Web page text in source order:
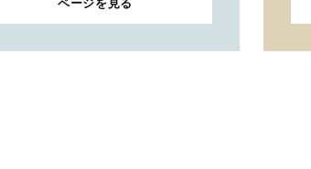
ページを見る